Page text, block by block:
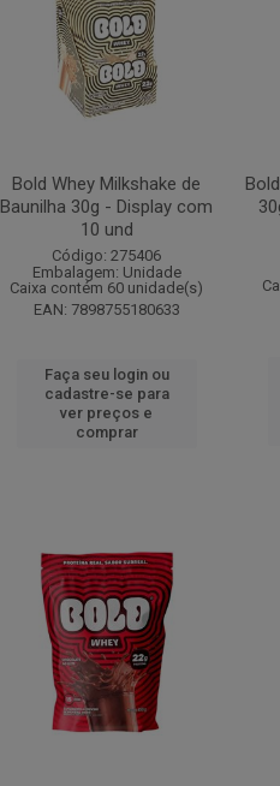
Bold Whey Milkshake de
Baunilha 30g - Display com
10 und
Código: 275406
Embalagem: Unidade
Caixa contém 60 unidade(s)
EAN: 7898755180633
Faça seu login ou
cadastre-se para
ver preços e
comprar